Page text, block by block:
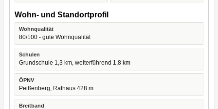
Wohn- und Standortprofil
Wohnqualität
80/100 - gute Wohnqualität
Schulen
Grundschule 1,3 km, weiterführend 1,8 km
ÖPNV
Peißenberg, Rathaus 428 m
Breitband